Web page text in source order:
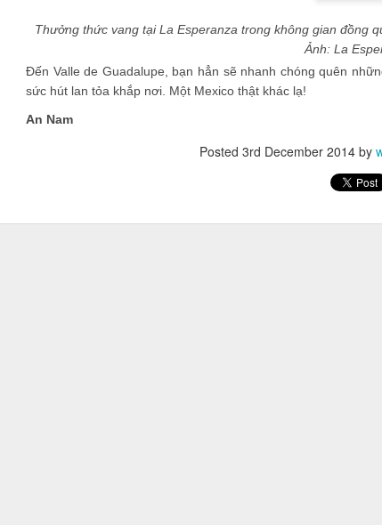
Thưởng thức vang tại La Esperanza trong không gian đồng
Ảnh: La
Đến Valle de Guadalupe, bạn hẳn sẽ nhanh chóng quên
sức hút lan tỏa khắp nơi. Một Mexico thật khác lạ!
An Nam
Posted 3rd December 2014by